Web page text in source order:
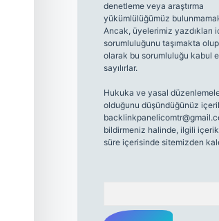
denetleme veya araştırma
yükümlülüğümüz
Ancak, üyelerimiz yazdıkları
sorumluluğunu taşımakta
olarak bu sorumluluğu kabul
sayılırlar.
Hukuka ve yasal
olduğunu düşündüğünüz
bildirmeniz halinde, ilgili
süre içerisinde sitemizden